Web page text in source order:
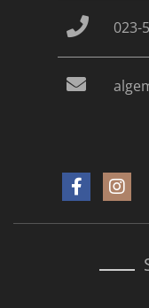
023-